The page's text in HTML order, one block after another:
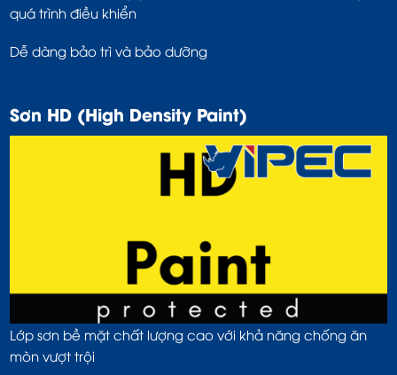
quá trình điều khiển
Dễ dàng bảo trì và bảo dưỡng
Sơn HD (High Density Paint)
Lớp sơn bề mặt chất lượng cao với khả năng chống ăn
mòn vượt trội